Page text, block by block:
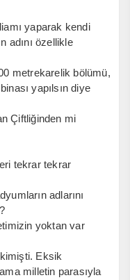
yaparak kendi
adını özellikle
metrekarelik bölümü,
yapılsın diye
Çiftliğinden mi
tekrar tekrar
adlarını
yoktan var
Eksik
milletin parasıyla